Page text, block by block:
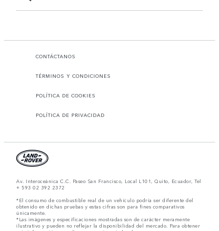
CONTÁCTANOS
TÉRMINOS Y CONDICIONES
POLÍTICA DE COOKIES
POLÍTICA DE PRIVACIDAD
Av. Interoceánica C.C. Paseo San Francisco, Local L101, Quito, Ecuador, Tel
+ 593 02 392 2372
*El consumo de combustible real de un vehículo podría ser diferente del
obtenido en dichas pruebas y estas cifras son para fines comparativos
únicamente.
*Las imágenes y especificaciones mostradas son de carácter meramente
ilustrativo y pueden no reflejar la disponibilidad del mercado. Para obtener